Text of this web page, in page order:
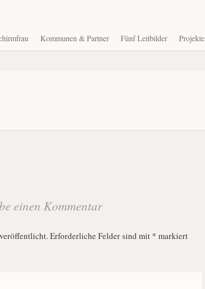
Kommunen & Partner Fünf Leitbilder Projekte
einen Kommentar
Erforderliche Felder sind mit * markiert